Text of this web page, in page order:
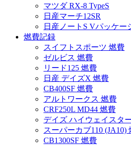
マツダ RX-8 TypeS
日産マーチ12SR
日産ノートS Vパッケー
燃費記録
スイフトスポーツ 燃費
ゼルビス 燃費
リード125 燃費
日産 デイズX 燃費
CB400SF 燃費
アルトワークス 燃費
CRF250L MD44 燃費
デイズ ハイウェイスタ
スーパーカブ110 (JA10)
CB1300SF 燃費